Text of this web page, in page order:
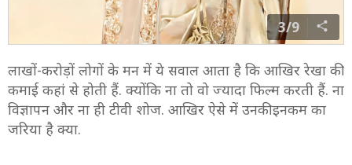
3/9
लाखों-करोड़ों लोगों के मन में ये सवाल आता है कि आखिर रेखा की
कमाई कहां से होती हैं. क्योंकि ना तो वो ज्यादा फिल्म करती हैं. ना
विज्ञापन और ना ही टीवी शोज. आखिर ऐसे में उनकी इनकम का
जरिया है क्या.